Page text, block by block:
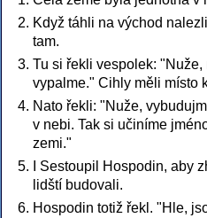
Když táhli na východ
tam.
Tu si řekli vespolek:
vypalme." Cihly měli místo
Nato řekli: "Nuže,
v nebi. Tak si učiníme
zemi."
I Sestoupil Hospodin, aby
lidští budovali.
Hospodin totiž řekl. "Hle,